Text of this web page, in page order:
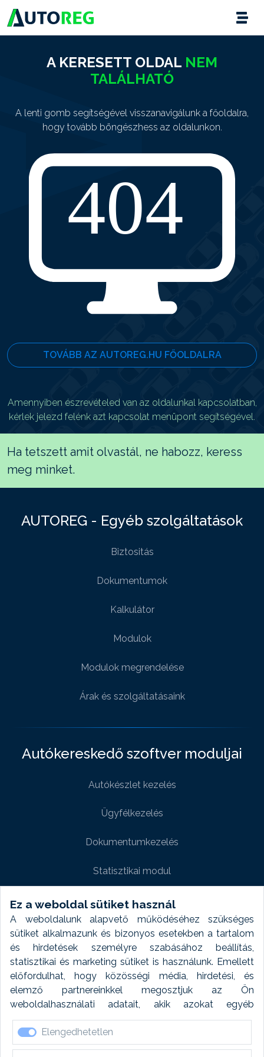
Ez a weboldal sütiket használ
A weboldalunk alapvető működéséhez szükséges
sütiket alkalmazunk és bizonyos esetekben a tartalom
és hirdetések személyre szabásához beállítás,
statisztikai és marketing sütiket is használunk. Emellett
előfordulhat, hogy közösségi média, hirdetési, és
elemző partnereinkkel megosztjuk az Ön
weboldalhasználati adatait, akik azokat egyéb
forrásokból gyűjtött adatokkal kombinálhatják. A sütik
elfogadásával kapcsolatosan naplózást végzünk és
ezen adatokat 6 hónap után automatikusan töröljük. A
Elengedhetetlen
A KERESETT OLDAL NEM
TALÁLHATÓ
A lenti gomb segítségével visszanavigálunk a főoldalra,
hogy tovább böngészhess az oldalunkon.
TOVÁBB AZ AUTOREG.HU FŐOLDALRA
Amennyiben észrevételed van az oldalunkal kapcsolatban,
kérlek jelezd felénk azt kapcsolat menüpont segítségével.
Ha tetszett amit olvastál, ne habozz, keress
meg minket.
AUTOREG - Egyéb szolgáltatások
Biztositás
Dokumentumok
Kalkulátor
Modulok
Modulok megrendelése
Árak és szolgáltatásaink
Autókereskedő szoftver moduljai
Autókészlet kezelés
Ügyfélkezelés
Dokumentumkezelés
Statisztikai modul
Weboldal modul
Fényképtár extra modul
Autómosó modul
Feladatütemezés